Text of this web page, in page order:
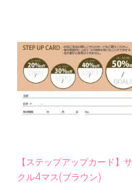
【ステップアップカード】
クル4マス(ブラウン)